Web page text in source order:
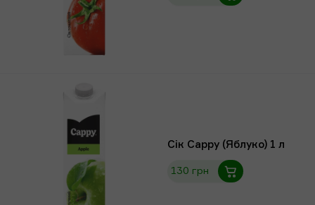
Сік Сарру (Яблуко) 1 л
130 грн